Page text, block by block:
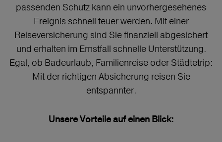
passenden Schutz kann ein unvorhergesehenes
Ereignis schnell teuer werden. Mit einer
Reiseversicherung sind Sie finanziell abgesichert
und erhalten im Ernstfall schnelle Unterstützung.
Egal, ob Badeurlaub, Familienreise oder Städtetrip:
Mit der richtigen Absicherung reisen Sie
entspannter.
Unsere Vorteile auf einen Blick: